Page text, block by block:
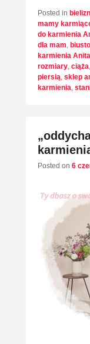
Posted in
mamy
do karmienia
dla mam
karmienia Anita
rozmiary ciąża
piersią sklep
karmienia
Posted on 6